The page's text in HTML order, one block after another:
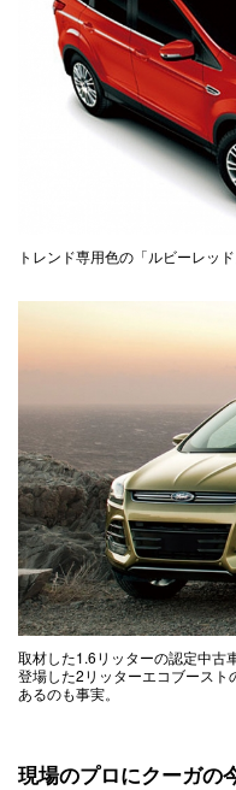
トレンド専用色の「ルビーレッド
取材した1.6リッターの認定中古
登場した2リッターエコブース
あるのも事実。
現場のプロにクーガの